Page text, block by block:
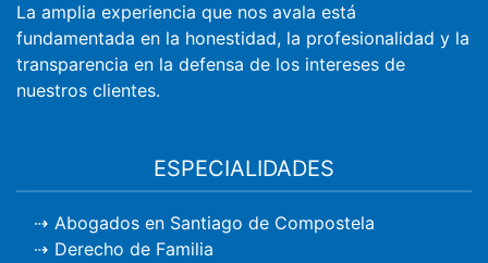
La amplia experiencia que nos avala está
fundamentada en la honestidad, la profesionalidad y la
transparencia en la defensa de los intereses de
nuestros clientes.
ESPECIALIDADES
Abogados en Santiago de Compostela
Derecho de Familia